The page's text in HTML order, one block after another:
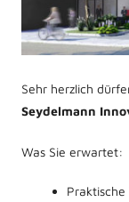
Sehr herzlich
Seydelmann
Was Sie erwartet: